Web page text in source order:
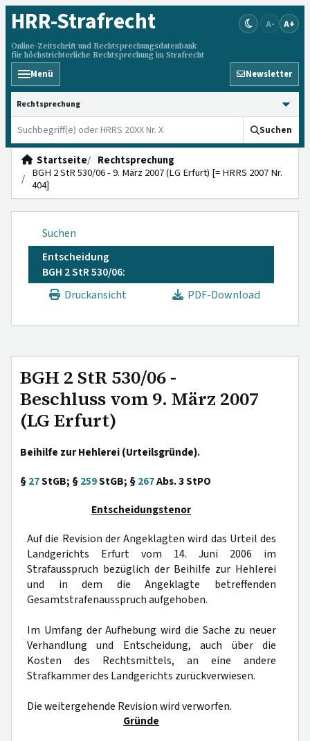
HRR-Strafrecht
Online-Zeitschrift und Rechtsprechungsdatenbank
für höchstrichterliche Rechtsprechung im Strafrecht
A- A+
Menü Newsletter
HRRS durchsuchen
Suchen
Startseite
Rechtsprechung
BGH 2 StR 530/06 - 9. März 2007 (LG Erfurt) [= HRRS 2007 Nr.
404]
Suchen
Entscheidung
BGH 2 StR 530/06:
Druckansicht
PDF-Download
BGH 2 StR 530/06 -
Beschluss vom 9. März 2007
(LG Erfurt)
Beihilfe zur Hehlerei (Urteilsgründe).
§27StGB; §259StGB; §267Abs. 3 StPO
Entscheidungstenor
Auf die Revision der Angeklagten wird das Urteil des
Landgerichts Erfurt vom 14. Juni 2006 im
Strafausspruch bezüglich der Beihilfe zur Hehlerei
und in dem die Angeklagte betreffenden
Gesamtstrafenausspruch aufgehoben.
Im Umfang der Aufhebung wird die Sache zu neuer
Verhandlung und Entscheidung, auch über die
Kosten des Rechtsmittels, an eine andere
Strafkammer des Landgerichts zurückverwiesen.
Die weitergehende Revision wird verworfen.
Gründe